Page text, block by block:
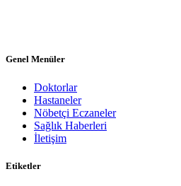
Genel Menüler
Doktorlar
Hastaneler
Nöbetçi Eczaneler
Sağlık Haberleri
İletişim
Etiketler